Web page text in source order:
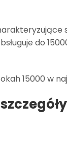
do
15000 w